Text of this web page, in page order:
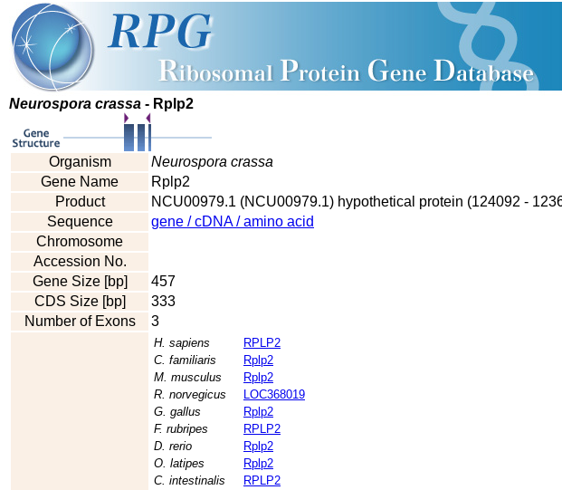
Neurospora crassa - Rplp2
Organism
Neurospora crassa
Gene Name
Rplp2
Product
NCU00979.1 (NCU00979.1) hypothetical protein (124092 -
Sequence
gene / cDNA / amino acid
Chromosome
Accession No.
Gene Size [bp]
457
CDS Size [bp]
333
Number of Exons
3
H. sapiens
RPLP2
C. familiaris
Rplp2
M. musculus
Rplp2
R. norvegicus
LOC368019
G. gallus
Rplp2
F. rubripes
RPLP2
D. rerio
Rplp2
O. latipes
Rplp2
C. intestinalis
RPLP2